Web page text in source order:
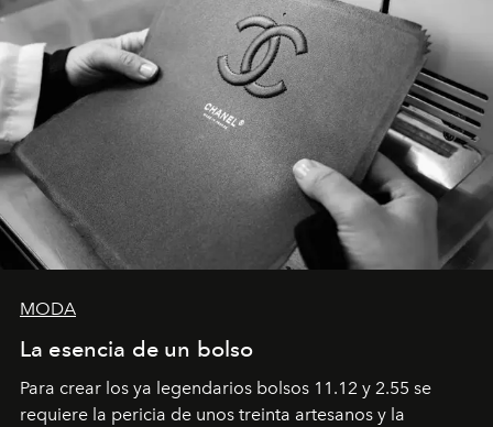
MODA
La esencia de un bolso
Para crear los ya legendarios bolsos 11.12 y 2.55 se
requiere la pericia de unos treinta artesanos y la